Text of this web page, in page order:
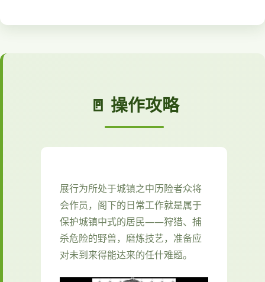
🚪 操作攻略
展行为所处于城镇之中历险者众将
会作员，阁下的日常工作就是属于
保护城镇中式的居民——狩猎、捕
杀危险的野兽，磨炼技艺，准备应
对未到来得能达来的任什难题。